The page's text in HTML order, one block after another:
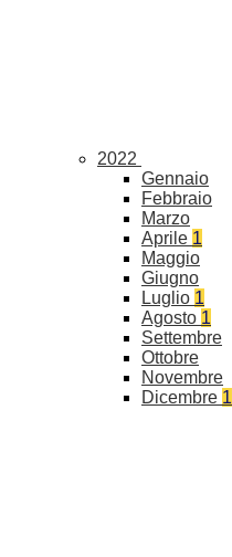
2022
Gennaio
Febbraio
Marzo
Aprile 1
Maggio
Giugno
Luglio 1
Agosto 1
Settembre
Ottobre
Novembre
Dicembre 1